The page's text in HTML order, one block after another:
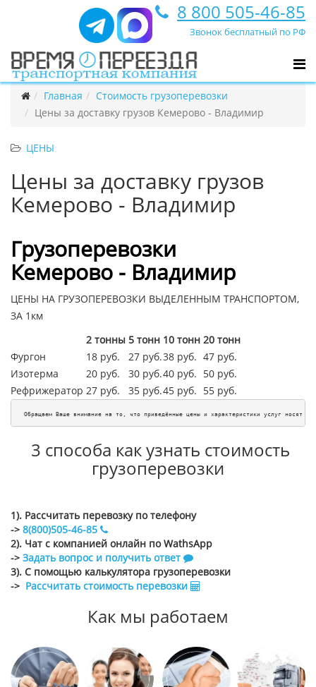
8 800 505-46-85
Звонок бесплатный по РФ
Главная
Стоимость грузоперевозки
Цены за доставку грузов Кемерово - Владимир
ЦЕНЫ
Цены за доставку грузов
Кемерово - Владимир
Грузоперевозки
Кемерово - Владимир
ЦЕНЫ НА ГРУЗОПЕРЕВОЗКИ ВЫДЕЛЕННЫМ ТРАНСПОРТОМ,
ЗА 1км
2 тонны 5 тонн 10 тонн 20 тонн
Фургон
18 руб. 27 руб.38 руб. 47 руб.
Изотерма
20 руб. 30 руб.40 руб. 50 руб.
Рефрижератор 27 руб. 35 руб.45 руб. 55 руб.
Обращаем Ваше внимание на то, что приведённые цены и характеристики услуг носят
3 способа как узнать стоимость
грузоперевозки
1). Рассчитать перевозку по телефону
-> 8(800)505-46-85
2). Чат с компанией онлайн по WathsApp
-> Задать вопрос и получить ответ
3). С помощью калькулятора грузоперевозки
-> Рассчитать стоимость перевозки
Как мы работаем